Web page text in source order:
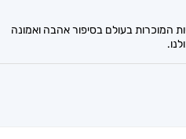
המוכרות בעולם בסיפור אהבה ואמונה